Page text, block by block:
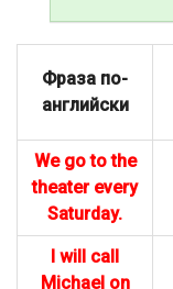
Фраза по-
английски
We go to the
theater every
Saturday.
I will call
Michael on